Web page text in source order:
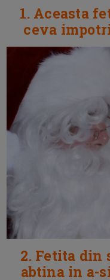
1. Aceasta
ceva
2. Fetita din
abtina in a-